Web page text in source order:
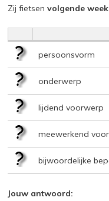
Zij fietsenvolgende week
persoonsvorm
onderwerp
lijdend voorwerp
meewerkend
bijwoordelijke
Jouw antwoord: